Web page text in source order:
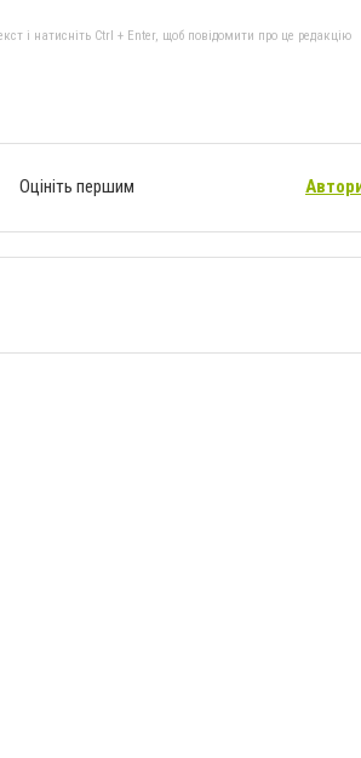
і натисніть Ctrl + Enter, щоб повідомити про це редакцію
Оцініть першим